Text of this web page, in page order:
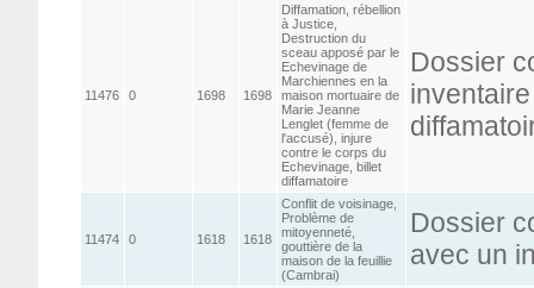
11476 0 1698 1698
Diffamation, rébellion
à Justice,
Destruction du
sceau apposé par le
Echevinage de
Marchiennes en la
maison mortuaire de
Marie Jeanne
Lenglet (femme de
l'accusé), injure
contre le corps du
Echevinage, billet
diffamatoire
Dossier
11474 0 1618 1618
Conflit de voisinage,
Problème de
mitoyenneté,
gouttière de la
maison de la feuillie
(Cambrai)
Dossier
avec un